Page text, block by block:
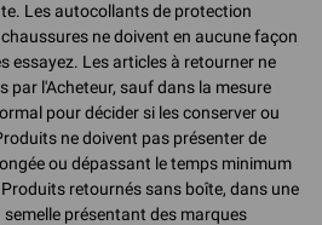
Les autocollants de protection
ne doivent en aucune façon
essayez. Les articles à retourner ne
par l'Acheteur, sauf dans la mesure
pour décider si les conserver ou
ne doivent pas présenter de
ou dépassant le temps minimum
retournés sans boîte, dans une
présentant des marques